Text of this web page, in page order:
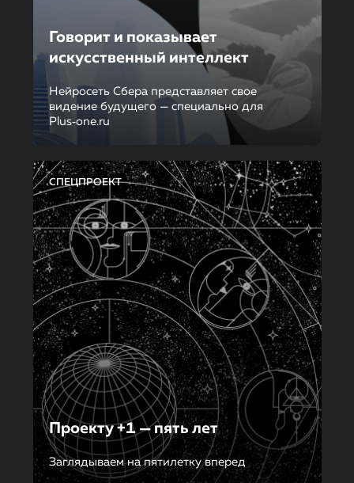
Говорит и показывает
искусственный интеллект
Нейросеть Сбера представляет свое
видение будущего — специально для
Plus‑one.ru
СПЕЦПРОЕКТ
Проекту +1 — пять лет
Заглядываем на пятилетку вперед